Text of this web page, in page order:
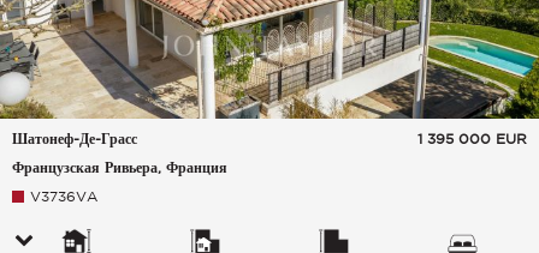
Шатонеф-Де-Грасс
Французская Ривьера, Франция
1 395 000 EUR
V3736VA